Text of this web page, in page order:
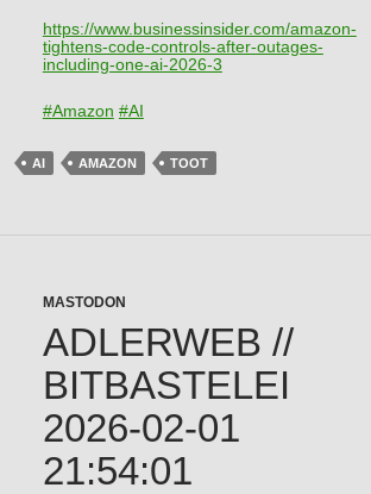
https://www. businessinsider.com/amazon-
tig htens-code-controls-after-outages-
including-one-ai-2026-3
#Amazon #AI
AI AMAZON TOOT
MASTODON
ADLERWEB //
BITBASTELEI
2026-02-01
21:54:01